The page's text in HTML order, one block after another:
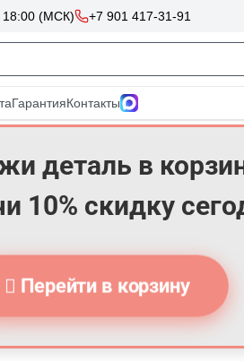
деталь в
10% скидку
Перейти в корзину